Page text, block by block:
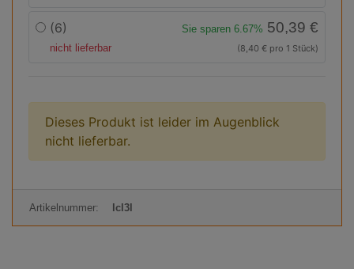
(6)
nicht lieferbar
Sie sparen 6.67% 50,39 €
(8,40 € pro 1 Stück)
Dieses Produkt ist leider im Augenblick
nicht lieferbar.
Artikelnummer: lcl3l